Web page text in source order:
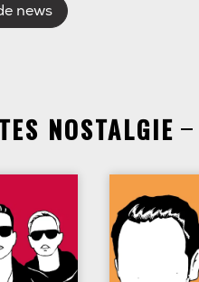
news
NOSTALGIE